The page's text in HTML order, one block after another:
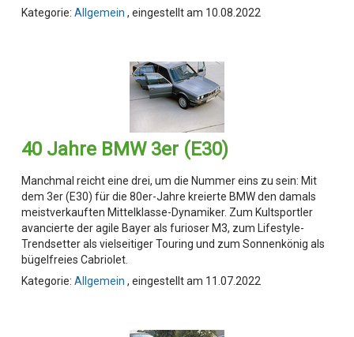
Kategorie: Allgemein , eingestellt am 10.08.2022
40 Jahre BMW 3er (E30)
Manchmal reicht eine drei, um die Nummer eins zu sein: Mit
dem 3er (E30) für die 80er-Jahre kreierte BMW den damals
meistverkauften Mittelklasse-Dynamiker. Zum Kultsportler
avancierte der agile Bayer als furioser M3, zum Lifestyle-
Trendsetter als vielseitiger Touring und zum Sonnenkönig als
bügelfreies Cabriolet.
Kategorie: Allgemein , eingestellt am 11.07.2022